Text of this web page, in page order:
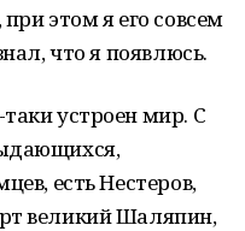
этом я его совсем
что я появлюсь.
устроен мир. С
есть Нестеров,
великий Шаляпин,